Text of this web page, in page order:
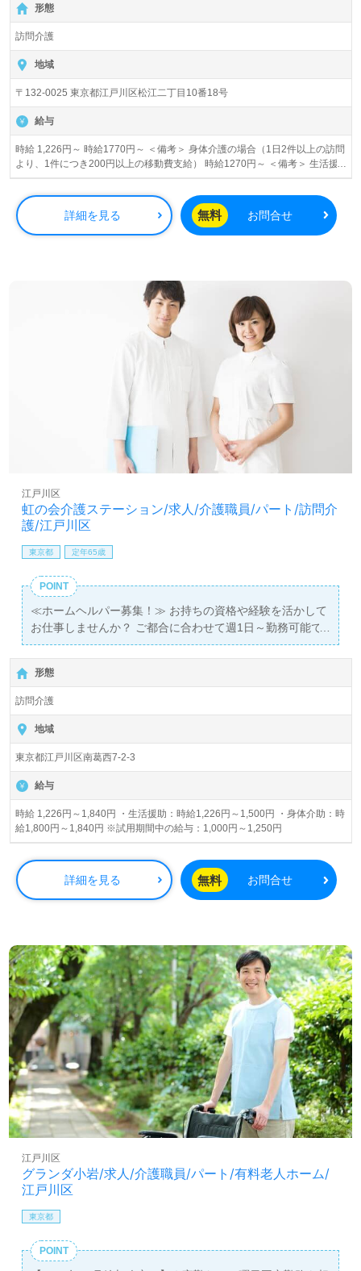
形態
訪問介護
地域
〒132-0025 東京都江戸川区松江二丁目10番18号
給与
時給 1,226円～ 時給1770円～ ＜備考＞ 身体介護の場合（1日2件以上の訪問
より、1件につき200円以上の移動費支給） 時給1270円～ ＜備考＞ 生活援
助の場合（1日2件以上の訪問より、1件につき200円以上の移動費支給） 時
200円以上の移動費支給）
詳細を見る 無料 お問合せ
虹の会介護ステーション/求人/介護職員/パート/訪問介
護/江戸川区
江戸川区
東京都 定年65歳
POINT
≪ホームヘルパー募集！≫ お持ちの資格や経験を活かして
お仕事しませんか？ ご都合に合わせて週1日～勤務可能で
す♪
形態
訪問介護
地域
東京都江戸川区南葛西7-2-3
給与
時給 1,226円～1,840円 ・生活援助：時給1,226円～1,500円 ・身体介助：時
給1,800円～1,840円 ※試用期間中の給与：1,000円～1,250円
詳細を見る 無料 お問合せ
グランダ小岩/求人/介護職員/パート/有料老人ホーム/
江戸川区
江戸川区
東京都
POINT